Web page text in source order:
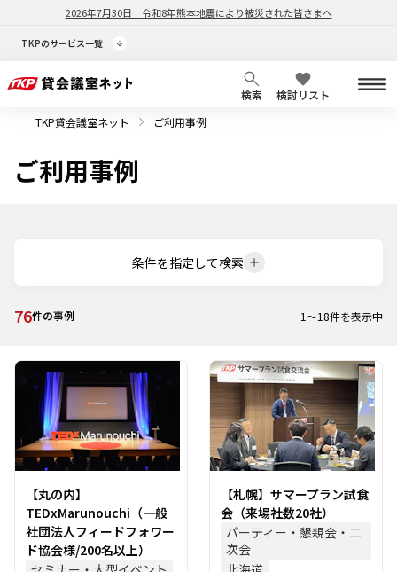
2026年7月30日 令和8年熊本地震により被災された皆さまへ
TKPのサービス一覧
検索
検討リスト
TKP貸会議室ネット
ご利用事例
ご利用事例
条件を指定して検索
76件の事例 1～18件を表示中
【丸の内】
TEDxMarunouchi（一般
社団法人フィードフォワー
ド協会様/200名以上）
【札幌】サマープラン試食
会（来場社数20社）
パーティー・懇親会・二
次会